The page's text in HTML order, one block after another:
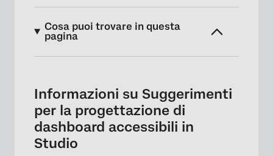
Cosa puoi trovare in questa
pagina
Studio
Design per schermi più piccoli
Utilizzate alternative di testo per le immagini
Informazioni su Suggerimenti
per la progettazione di
dashboard accessibili in
Studio